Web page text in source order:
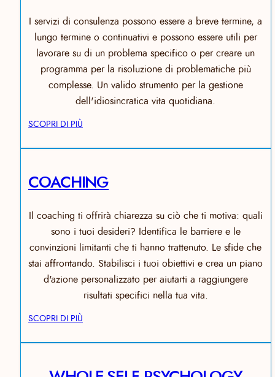
I servizi di consulenza possono essere a breve termine, a
lungo termine o continuativi e possono essere utili per
lavorare su di un problema specifico o per creare un
programma per la risoluzione di problematiche più
complesse. Un valido strumento per la gestione
dell'idiosincratica vita quotidiana.
SCOPRI DI PIÙ
COACHING
Il coaching ti offrirà chiarezza su ciò che ti motiva: quali
sono i tuoi desideri? Identifica le barriere e le
convinzioni limitanti che ti hanno trattenuto. Le sfide che
stai affrontando. Stabilisci i tuoi obiettivi e crea un piano
d'azione personalizzato per aiutarti a raggiungere
risultati specifici nella tua vita.
SCOPRI DI PIÙ